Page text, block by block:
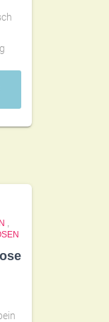
,